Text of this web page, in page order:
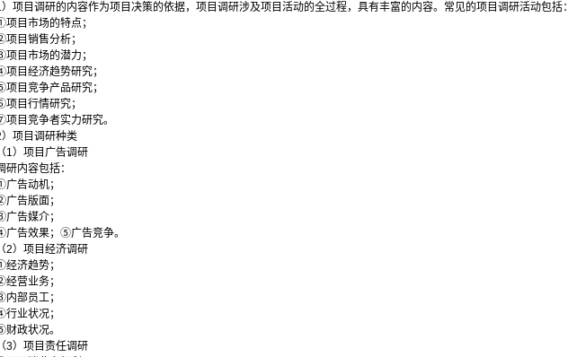
）项目调研的内容作为项目决策的依据，项目调研涉及项目活动的全过程，具有丰富的内容。常见的项目调研活动包括：
目市场的特点；
目销售分析；
目市场的潜力；
目经济趋势研究；
目竞争产品研究；
目行情研究；
目竞争者实力研究。
项目调研种类
（1）项目广告调研
研内容包括：
告动机；
告版面；
告媒介；
告效果；⑤广告竞争。
（2）项目经济调研
济趋势；
营业务；
部员工；
业状况；
政状况。
（3）项目责任调研